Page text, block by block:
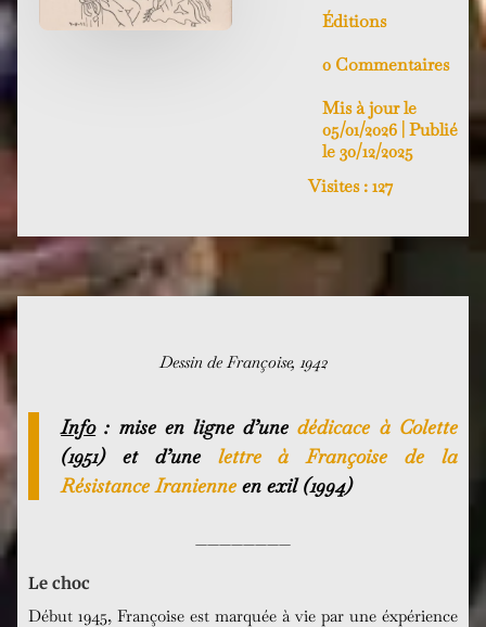
Éditions
0 Commentaires
Mis à jour le
05/01/2026 | Publié
le 30/12/2025
Visites : 127
Dessin de Françoise, 1942
Info: mise en ligne d’unedédicace à Colette
(1951) et d’une lettre à Françoise de la
Résistance Iranienne en exil (1994)
————————
Le choc
Début 1945, Françoise est marquée à vie par une éxpérience